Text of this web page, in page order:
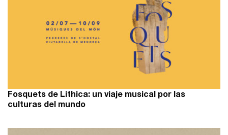
Fosquets de Lithica: un viaje musical por las
culturas del mundo